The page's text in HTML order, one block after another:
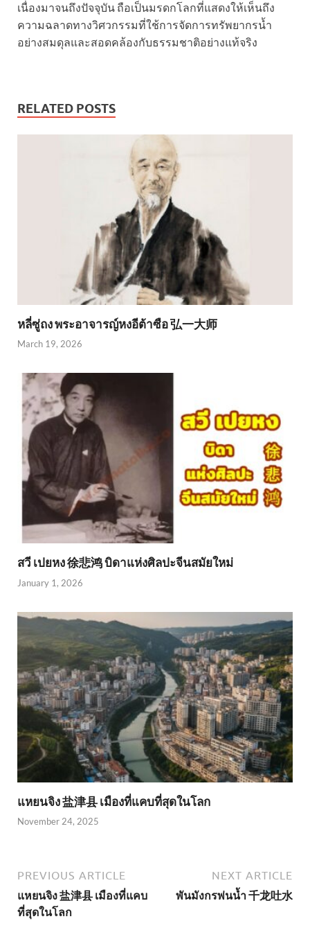
เนื่องมาจนถึงปัจจุบัน ถือเป็นมรดกโลกที่แสดงให้เห็นถึง
ความฉลาดทางวิศวกรรมที่ใช้การจัดการทรัพยากรน้ำ
อย่างสมดุลและสอดคล้องกับธรรมชาติอย่างแท้จริง
RELATED POSTS
หลี่ซู่ถง พระอาจารญ์หงอีต้าซือ 弘一大师
March 19, 2026
สวี เปยหง 徐悲鸿 บิดาแห่งศิลปะจีนสมัยใหม่
January 1, 2026
แหยนจิง 盐津县 เมืองที่แคบที่สุดในโลก
November 24, 2025
PREVIOUS ARTICLE
แหยนจิง 盐津县 เมืองที่แคบ
ที่สุดในโลก
NEXT ARTICLE
พันมังกรพ่นน้ำ 千龙吐水